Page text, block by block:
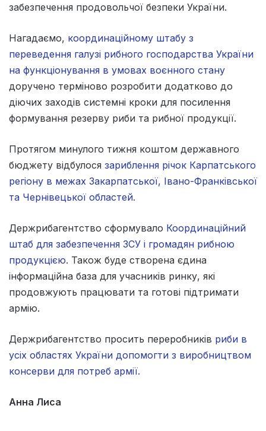
забезпечення продовольчої безпеки України.
Нагадаємо, координаційному штабу з
переведення галузі рибного господарства України
на функціонування в умовах воєнного стану
доручено терміново розробити додатково до
діючих заходів системні кроки для посилення
формування резерву риби та рибної продукції.
Протягом минулого тижня коштом державного
бюджету відбулося зариблення річок Карпатського
регіону в межах Закарпатської, Івано-Франківської
та Чернівецької областей.
Держрибагентство сформувало Координаційний
штаб для забезпечення ЗСУ і громадян рибною
продукцією. Також буде створена єдина
інформаційна база для учасників ринку, які
продовжують працювати та готові підтримати
армію.
Держрибагентство просить переробників риби в
усіх областях України допомогти з виробництвом
консерви для потреб армії.
Анна Лиса